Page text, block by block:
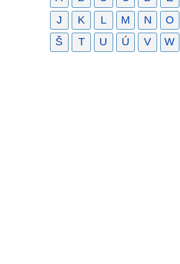
J
K L M N O
Š
T U Ú V W